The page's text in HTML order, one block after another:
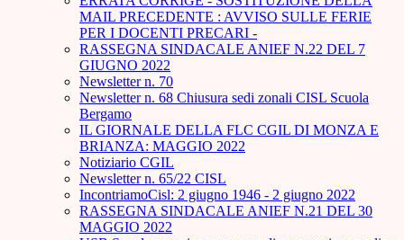
MAIL PRECEDENTE : AVVISO SULLE FERIE
PER I DOCENTI PRECARI -
RASSEGNA SINDACALE ANIEF N.22 DEL 7
GIUGNO 2022
Newsletter n. 70
Newsletter n. 68 Chiusura sedi zonali CISL Scuola
Bergamo
IL GIORNALE DELLA FLC CGIL DI MONZA E
BRIANZA: MAGGIO 2022
Notiziario CGIL
Newsletter n. 65/22 CISL
IncontriamoCisl: 2 giugno 1946 - 2 giugno 2022
RASSEGNA SINDACALE ANIEF N.21 DEL 30
MAGGIO 2022